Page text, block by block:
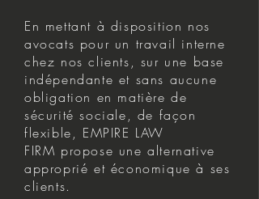
En mettant à disposition nos
avocats pour un travail interne
chez nos clients, sur une base
indépendante et sans aucune
obligation en matière de
sécurité sociale, de façon
flexible, EMPIRE LAW
FIRM propose une alternative
approprié et économique à ses
clients.